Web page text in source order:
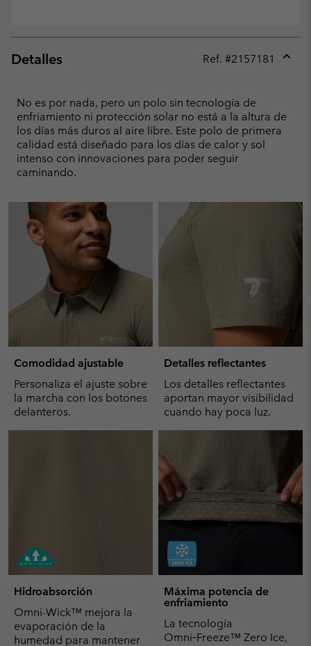
Detalles Ref. #2157181
No es por nada, pero un polo sin tecnología de
enfriamiento ni protección solar no está a la altura de
los días más duros al aire libre. Este polo de primera
calidad está diseñado para los días de calor y sol
intenso con innovaciones para poder seguir
caminando.
Comodidad ajustable
Personaliza el ajuste sobre
la marcha con los botones
delanteros.
Detalles reflectantes
Los detalles reflectantes
aportan mayor visibilidad
cuando hay poca luz.
Hidroabsorción
Omni-Wick™ mejora la
evaporación de la
humedad para mantener
Máxima potencia de
enfriamiento
La tecnología
Omni‑Freeze™ Zero Ice,